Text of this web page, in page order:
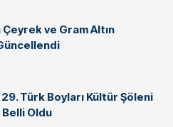
Çeyrek ve Gram Altın
29. Türk Boyları Kültür Şöleni
Belli Oldu